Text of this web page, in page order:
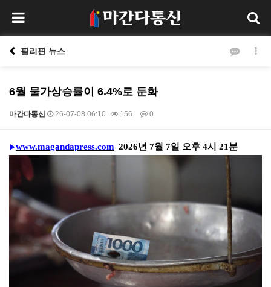
필리핀 뉴스
6월 물가상승률이 6.4%로 둔화
마간다통신 26-07-08 06:10 156 0
본문
▶www.magandapress.com- 2026년 7월 7일 오후 4시 21 분